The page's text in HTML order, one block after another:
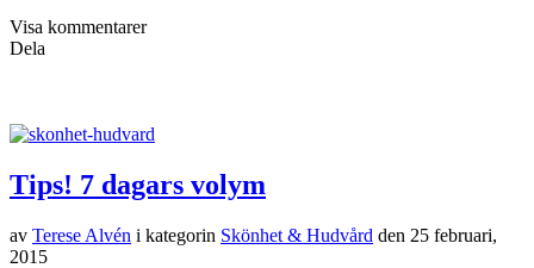
Visa kommentarer
Dela
Tips! 7 dagars volym
av Terese Alvén i kategorin Skönhet & Hudvård den 25 februari,
2015